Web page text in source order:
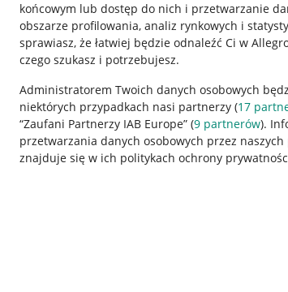
końcowym lub dostęp do nich i przetwarzanie
obszarze profilowania, analiz rynkowych i
sprawiasz, że łatwiej będzie odnaleźć Ci w
czego szukasz i potrzebujesz.
Administratorem Twoich danych osobowych
niektórych przypadkach nasi partnerzy (17
“Zaufani Partnerzy IAB Europe” (9 partnerów).
przetwarzania danych osobowych przez
znajduje się w ich politykach ochrony
Nawigacja
Przydatne informacje
Jak to działa
Napisz do nas
Allegro Gadane dla sprzedających